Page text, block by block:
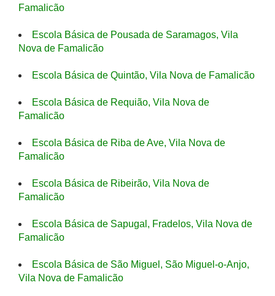
Famalicão
Escola Básica de Pousada de Saramagos, Vila
Nova de Famalicão
Escola Básica de Quintão, Vila Nova de Famalicão
Escola Básica de Requião, Vila Nova de
Famalicão
Escola Básica de Riba de Ave, Vila Nova de
Famalicão
Escola Básica de Ribeirão, Vila Nova de
Famalicão
Escola Básica de Sapugal, Fradelos, Vila Nova de
Famalicão
Escola Básica de São Miguel, São Miguel-o-Anjo,
Vila Nova de Famalicão